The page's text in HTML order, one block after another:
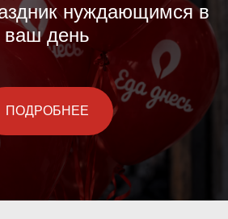
нуждающимся в
ваш день
ПОДРОБНЕЕ